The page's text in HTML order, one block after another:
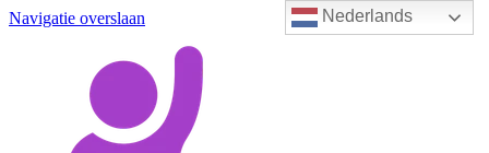
Nederlands
Navigatie overslaan